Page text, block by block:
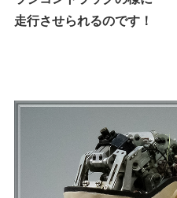
走行させられるのです！